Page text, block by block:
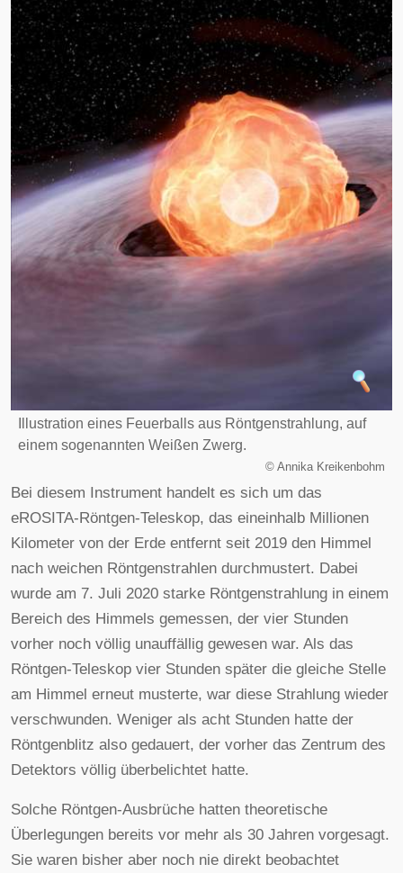
Illustration eines Feuerballs aus Röntgenstrahlung, auf
einem sogenannten Weißen Zwerg.
© Annika Kreikenbohm
Bei diesem Instrument handelt es sich um das
eROSITA-Röntgen-Teleskop, das eineinhalb Millionen
Kilometer von der Erde entfernt seit 2019 den Himmel
nach weichen Röntgenstrahlen durchmustert. Dabei
wurde am 7. Juli 2020 starke Röntgenstrahlung in einem
Bereich des Himmels gemessen, der vier Stunden
vorher noch völlig unauffällig gewesen war. Als das
Röntgen-Teleskop vier Stunden später die gleiche Stelle
am Himmel erneut musterte, war diese Strahlung wieder
verschwunden. Weniger als acht Stunden hatte der
Röntgenblitz also gedauert, der vorher das Zentrum des
Detektors völlig überbelichtet hatte.
Solche Röntgen-Ausbrüche hatten theoretische
Überlegungen bereits vor mehr als 30 Jahren vorgesagt.
Sie waren bisher aber noch nie direkt beobachtet